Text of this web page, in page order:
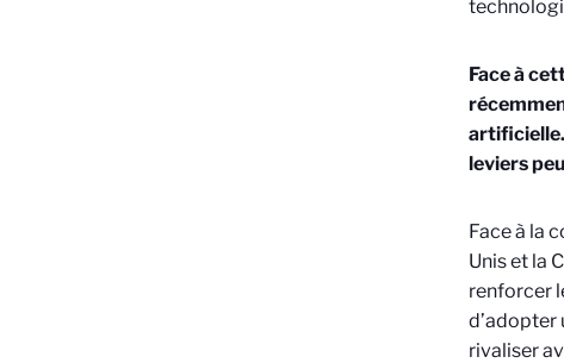
Face à
leviers
Face à la
Unis et la
renforcer
d’adopter
rivaliser